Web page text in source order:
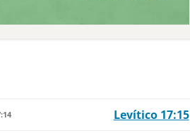
Levítico 17:15